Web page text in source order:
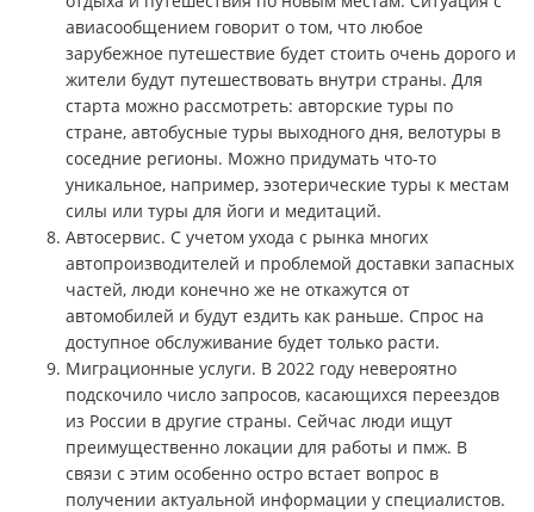
авиасообщением говорит о том, что любое
зарубежное путешествие будет стоить очень дорого и
жители будут путешествовать внутри страны. Для
старта можно рассмотреть: авторские туры по
стране, автобусные туры выходного дня, велотуры в
соседние регионы. Можно придумать что-то
уникальное, например, эзотерические туры к местам
силы или туры для йоги и медитаций.
Автосервис. С учетом ухода с рынка многих
автопроизводителей и проблемой доставки запасных
частей, люди конечно же не откажутся от
автомобилей и будут ездить как раньше. Спрос на
доступное обслуживание будет только расти.
Миграционные услуги. В 2022 году невероятно
подскочило число запросов, касающихся переездов
из России в другие страны. Сейчас люди ищут
преимущественно локации для работы и пмж. В
связи с этим особенно остро встает вопрос в
получении актуальной информации у специалистов.